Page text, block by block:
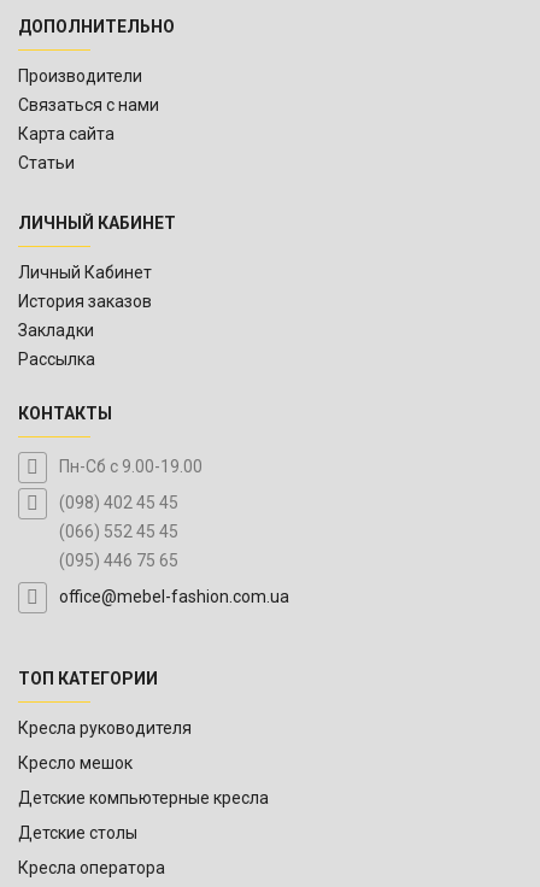
ДОПОЛНИТЕЛЬНО
Производители
Связаться с нами
Карта сайта
Статьи
ЛИЧНЫЙ КАБИНЕТ
Личный Кабинет
История заказов
Закладки
Рассылка
КОНТАКТЫ
Пн-Сб с 9.00-19.00
(098) 402 45 45
(066) 552 45 45
(095) 446 75 65
office@mebel-fashion.com.ua
ТОП КАТЕГОРИИ
Кресла руководителя
Кресло мешок
Детские компьютерные кресла
Детские столы
Кресла оператора